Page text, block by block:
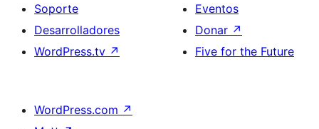
Soporte
Desarrolladores
WordPress.tv ↗
Eventos
Donar ↗
Five for the Future
WordPress.com ↗